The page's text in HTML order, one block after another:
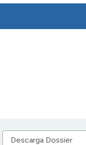
Descarga Dossier